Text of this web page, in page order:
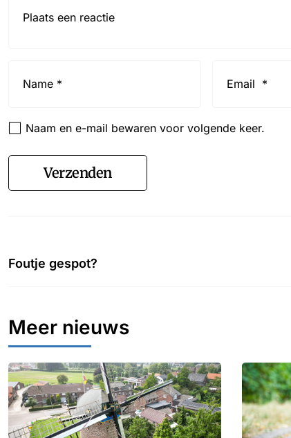
Naam en e-mail bewaren voor volgende keer.
Verzenden
Foutje gespot?
Meer nieuws